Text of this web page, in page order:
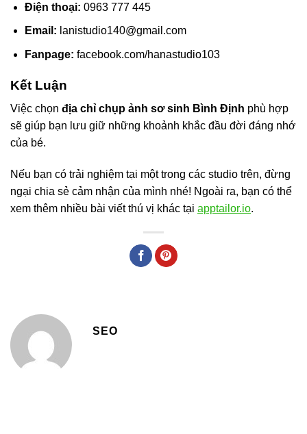
Điện thoại: 0963 777 445
Email: lanistudio140@gmail.com
Fanpage: facebook.com/hanastudio103
Kết Luận
Việc chọn địa chỉ chụp ảnh sơ sinh Bình Định phù hợp
sẽ giúp bạn lưu giữ những khoảnh khắc đầu đời đáng nhớ
của bé.
Nếu bạn có trải nghiệm tại một trong các studio trên, đừng
ngại chia sẻ cảm nhận của mình nhé! Ngoài ra, bạn có thể
xem thêm nhiều bài viết thú vị khác tại apptailor.io.
SEO